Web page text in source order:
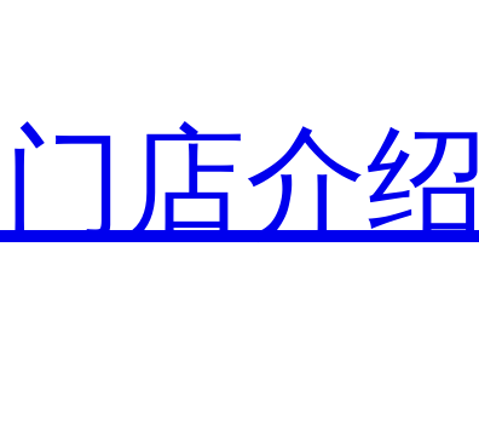
门店介绍